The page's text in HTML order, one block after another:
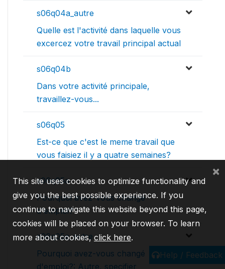
s06q04a_autre
Quelle est l'activité dans laquelle vous
excercez votre travail principal actual
s06q04b
Dans votre activité principale,
travaillez-vous...
s06q05
Est-ce que c'est le meme travail que
vous faisiez il y a quatre semaines?
s06q05a
Pourquoi avez-vous changé
d'emploi?
s06q05a_autre
Pourquoi avez-vous changé
d'emploi?: Autre, specifier
Help / Feedback
This site uses cookies to optimize functionality and
give you the best possible experience. If you
continue to navigate this website beyond this page,
cookies will be placed on your browser. To learn
more about cookies,click here.
×